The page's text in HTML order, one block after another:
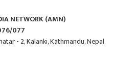
NETWORK (AMN)
077
- 2, Kalanki, Kathmandu, Nepal